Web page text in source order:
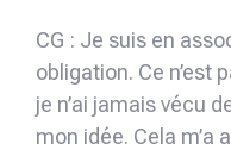
CG : Je suis en
obligation. Ce n’est
je n’ai jamais vécu
mon idée. Cela m’a